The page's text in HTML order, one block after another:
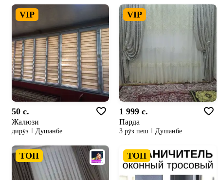
VIP
50 c.
Жалюзи
дирӯз Душанбе
VIP
1 999 c.
Парда
3 рӯз пеш Душанбе
ТОП ТОП